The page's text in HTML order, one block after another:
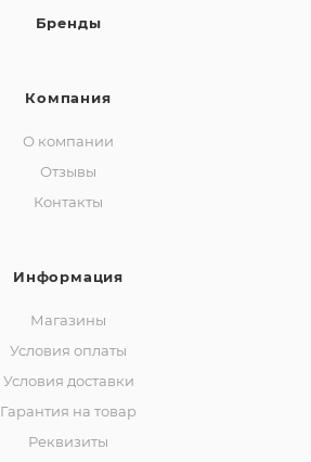
Бренды
Компания
О компании
Отзывы
Контакты
Информация
Магазины
Условия оплаты
Условия доставки
Гарантия на товар
Реквизиты